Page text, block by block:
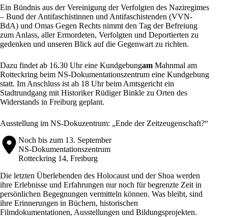
Ein Bündnis aus derVereinigung der Verfolgten des Naziregimes
– Bund der Antifaschistinnen und Antifaschistenden (VVN-
BdA) und Omas Gegen Rechts nimmt den Tag der Befreiung
zum Anlass, aller Ermordeten, Verfolgten und Deportierten zu
gedenken und unseren Blick auf die Gegenwart zu richten.
Dazu findet ab 16.30 Uhr eine Kundgebungam Mahnmal am
Rotteckring beim NS-Dokumentationszentrum eine Kundgebung
statt. Im Anschluss ist ab 18 Uhr beim Amtsgericht ein
Stadtrundgang mit Historiker Rüdiger Binkle zu Orten des
Widerstands in Freiburg geplant.
Ausstellung im NS-Dokuzentrum: „Ende der Zeitzeugenschaft?“
Noch bis zum 13. September
NS-Dokumentationszentrum
Rotteckring 14, Freiburg
Die letzten Überlebenden des Holocaust und der Shoa werden
ihre Erlebnisse und Erfahrungen nur noch für begrenzte Zeit in
persönlichen Begegnungen vermitteln können. Was bleibt, sind
ihre Erinnerungen in Büchern, historischen
Filmdokumentationen, Ausstellungen und Bildungsprojekten.